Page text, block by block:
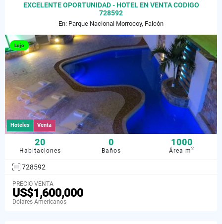
EXCELENTE OPORTUNIDAD - HOTEL EN VENTA CODIGO
728592
En: Parque Nacional Morrocoy, Falcón
Lujo
Hoteles Venta
20
Habitaciones
0
Baños
1000
Área m2
728592
PRECIO VENTA
US$1,600,000
Dólares Americanos